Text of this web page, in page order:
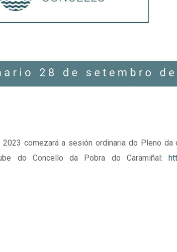
comezará a sesión ordinaria do Pleno da
do Concello da Pobra do Caramiñal: